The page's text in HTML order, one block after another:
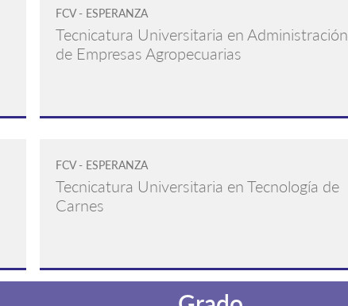
FCV - ESPERANZA
Tecnicatura Universitaria en Administración
de Empresas Agropecuarias
FCV - ESPERANZA
Tecnicatura Universitaria en Tecnología de
Carnes